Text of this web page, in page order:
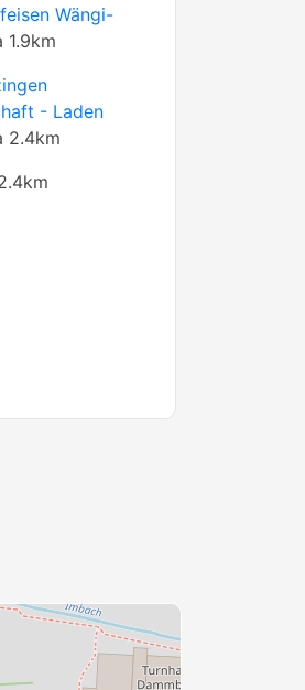
Wängi-
1.9km
- Laden
2.4km